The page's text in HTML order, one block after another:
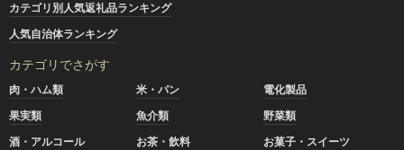
カテゴリ別人気返礼品ランキング
人気自治体ランキング
カテゴリでさがす
肉・ハム類 米・パン
電化製品
果実類
魚介類
野菜類
酒・アルコール
お茶・飲料
お菓子・スイーツ